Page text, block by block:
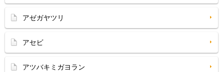
アゼガヤツリ
アセビ
アツバキミガヨラン